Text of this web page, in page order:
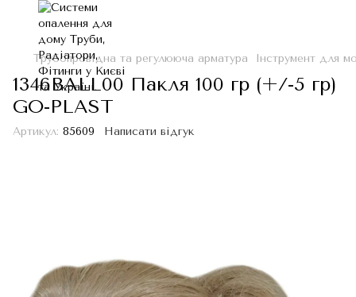
Трубопровідна та регулююча арматура Інструмент для
1346BALL00 Пакля 100 гр (+/-5 гр)
GO-PLAST
Артикул: 85609 Написати відгук